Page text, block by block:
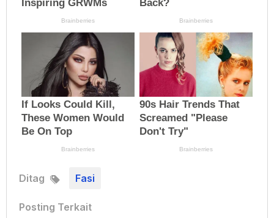
Ditag Fasi
Posting Terkait